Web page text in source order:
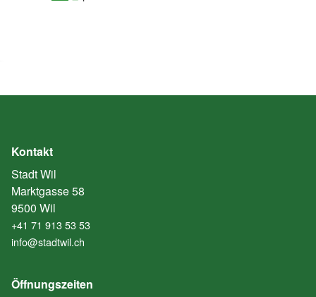
Kontakt
Stadt Wil
Marktgasse 58
9500 Wil
+41 71 913 53 53
info@stadtwil.ch
Öffnungszeiten